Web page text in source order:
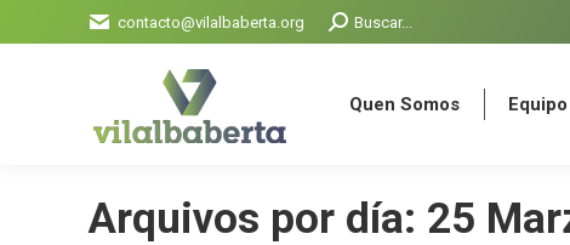
contacto@vilalbaberta.org Search:Buscar...
Quen Somos
Arquivos por día: 25
Quen Somos